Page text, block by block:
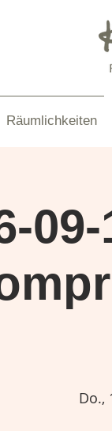
Räumlichkeiten
Do.,